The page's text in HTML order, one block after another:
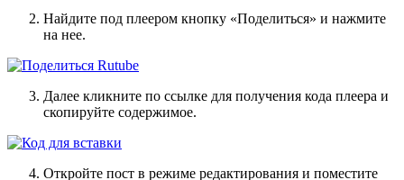
Найдите под плеером кнопку «Поделиться» и нажмите
на нее.
Далее кликните по ссылке для получения кода плеера и
скопируйте содержимое.
Откройте пост в режиме редактирования и поместите